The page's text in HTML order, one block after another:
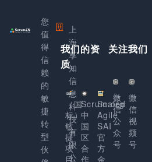
您
值
得
信
赖
的
敏
捷
转
型
伙
上
海
享
知
信
息
科
技
有
限
公
我们的资
质
（国
标）
敏
捷
项
目
Scrum.org
中
国
区
合
作
Scaled
Agile
SAI
官
方
金
关注我们
微
信
公
众
号
微
信
视
频
号